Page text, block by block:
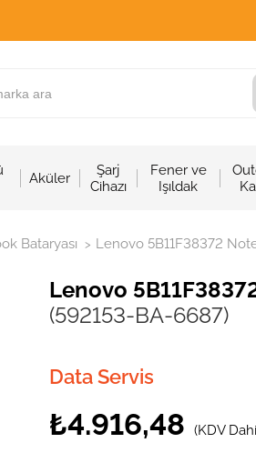
Aküler
Şarj
Cihazı
Fener ve
Işıldak
Bataryası > Lenovo 5B11F38372
Lenovo
(592153-BA-6687)
Data Servis
₺4.916,48 (KDV